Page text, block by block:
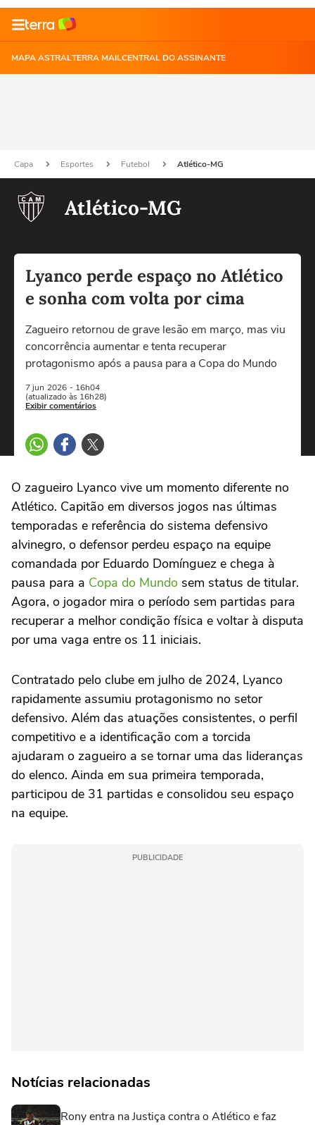
MAPA ASTRALTERRA MAILCENTRAL DO ASSINANTE
Capa Esportes Futebol Atlético-MG
Atlético-MG
Lyanco perde espaço no Atlético
e sonha com volta por cima
Zagueiro retornou de grave lesão em março, mas viu
concorrência aumentar e tenta recuperar
protagonismo após a pausa para a Copa do Mundo
7 jun 2026 - 16h04
(atualizado às 16h28)
Exibir comentários
O zagueiro Lyanco vive um momento diferente no
Atlético. Capitão em diversos jogos nas últimas
temporadas e referência do sistema defensivo
alvinegro, o defensor perdeu espaço na equipe
comandada por Eduardo Domínguez e chega à
pausa para a Copa do Mundo sem status de titular.
Agora, o jogador mira o período sem partidas para
recuperar a melhor condição física e voltar à disputa
por uma vaga entre os 11 iniciais.
Contratado pelo clube em julho de 2024, Lyanco
rapidamente assumiu protagonismo no setor
defensivo. Além das atuações consistentes, o perfil
competitivo e a identificação com a torcida
ajudaram o zagueiro a se tornar uma das lideranças
do elenco. Ainda em sua primeira temporada,
participou de 31 partidas e consolidou seu espaço
na equipe.
PUBLICIDADE
Notícias relacionadas
Rony entra na Justiça contra o Atlético e faz